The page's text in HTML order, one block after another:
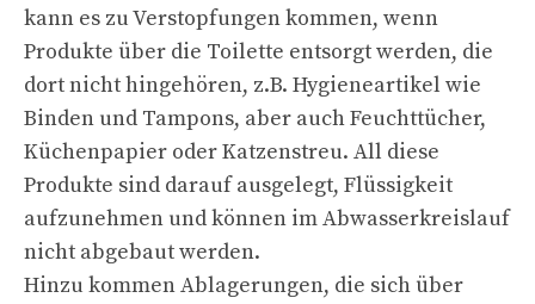
kann es zu Verstopfungen kommen, wenn
Produkte über die Toilette entsorgt werden, die
dort nicht hingehören, z.B. Hygieneartikel wie
Binden und Tampons, aber auch Feuchttücher,
Küchenpapier oder Katzenstreu. All diese
Produkte sind darauf ausgelegt, Flüssigkeit
aufzunehmen und können im Abwasserkreislauf
nicht abgebaut werden.
Hinzu kommen Ablagerungen, die sich über